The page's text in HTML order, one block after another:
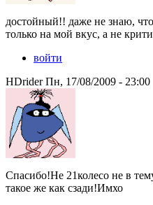
достойный!! даже не знаю,
только на мой вкус, а не
войти
HDrider Пн, 17/08/2009 - 23:00
Спасибо!Не 21колесо не в
такое же как сзади!Имхо